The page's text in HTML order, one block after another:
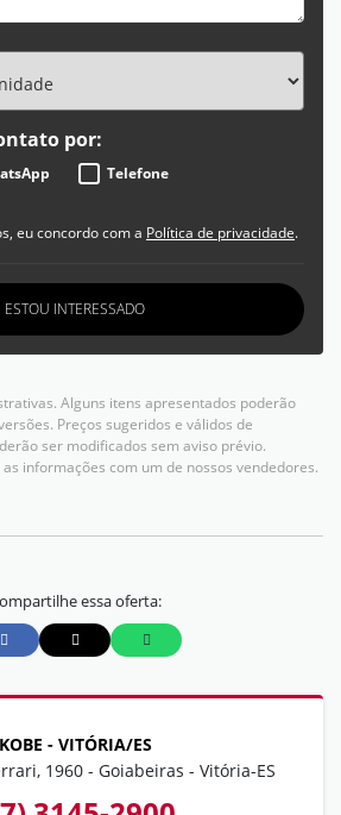
por:
Telefone
eu concordo com a Política de privacidade.
ESTOU INTERESSADO
Alguns itens apresentados poderão
Preços sugeridos e válidos de
ser modificados sem aviso prévio.
informações com um de nossos vendedores.
essa oferta:
KOBE - VITÓRIA/ES
1960 - Goiabeiras - Vitória-ES